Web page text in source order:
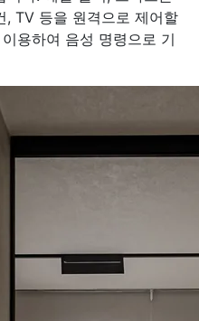
, TV 등을 원격으로 제어할
용하여 음성 명령으로 기